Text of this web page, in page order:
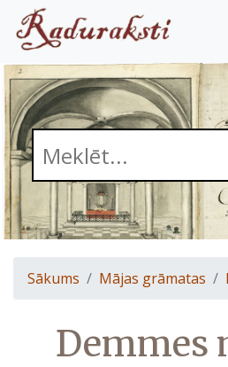
Sākums Mājas grāmatas
Demmes